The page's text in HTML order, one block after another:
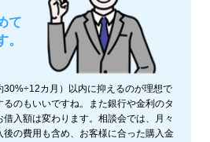
て
30%÷12カ月）以内に抑えるのが理想で
のもいいですね。また銀行や金利のタ
入額は変わります。相談会では、月々
の費用も含め、お客様に合った購入金